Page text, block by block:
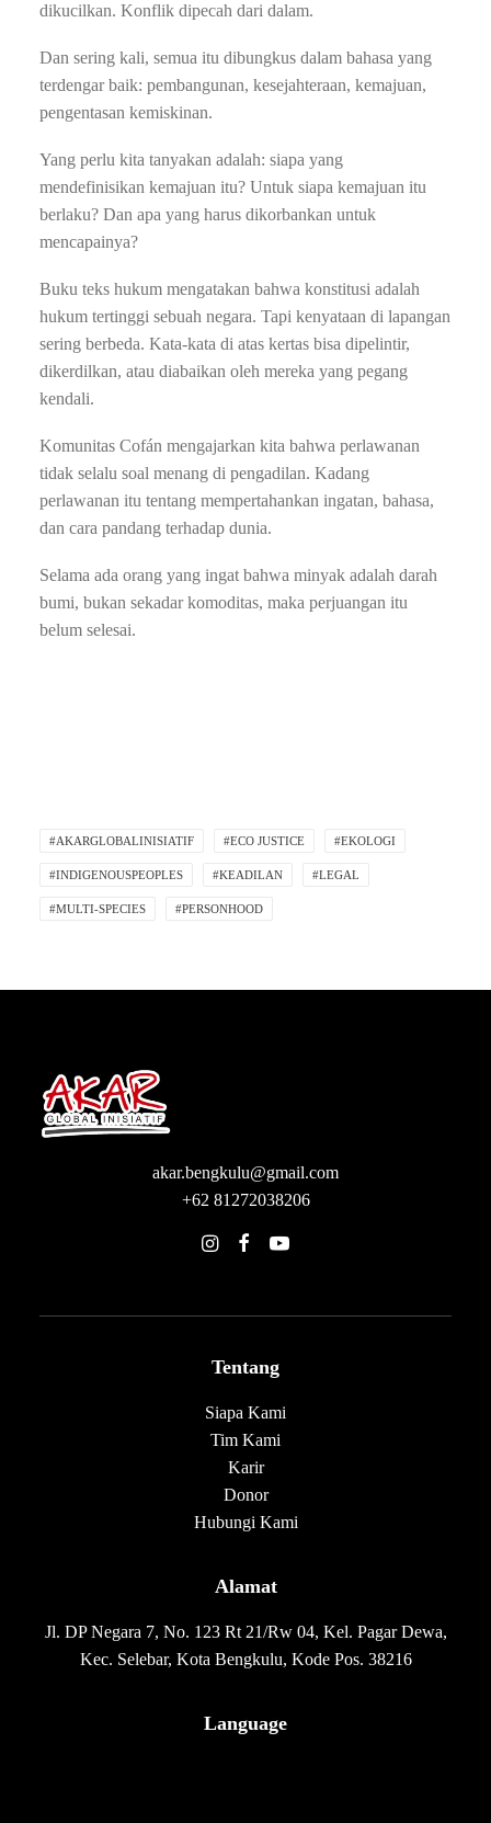
dikucilkan. Konflik dipecah dari dalam.
Dan sering kali, semua itu dibungkus dalam bahasa yang
terdengar baik: pembangunan, kesejahteraan, kemajuan,
pengentasan kemiskinan.
Yang perlu kita tanyakan adalah: siapa yang
mendefinisikan kemajuan itu? Untuk siapa kemajuan itu
berlaku? Dan apa yang harus dikorbankan untuk
mencapainya?
Buku teks hukum mengatakan bahwa konstitusi adalah
hukum tertinggi sebuah negara. Tapi kenyataan di lapangan
sering berbeda. Kata-kata di atas kertas bisa dipelintir,
dikerdilkan, atau diabaikan oleh mereka yang pegang
kendali.
Komunitas Cofán mengajarkan kita bahwa perlawanan
tidak selalu soal menang di pengadilan. Kadang
perlawanan itu tentang mempertahankan ingatan, bahasa,
dan cara pandang terhadap dunia.
Selama ada orang yang ingat bahwa minyak adalah darah
bumi, bukan sekadar komoditas, maka perjuangan itu
belum selesai.
#AKARGLOBALINISIATIF #ECO JUSTICE #EKOLOGI
#INDIGENOUSPEOPLES #KEADILAN #LEGAL
#MULTI-SPECIES #PERSONHOOD
akar.bengkulu@gmail.com
+62 81272038206
Tentang
Siapa Kami
Tim Kami
Karir
Donor
Hubungi Kami
Alamat
Jl. DP Negara 7, No. 123 Rt 21/Rw 04, Kel. Pagar Dewa,
Kec. Selebar, Kota Bengkulu, Kode Pos. 38216
Language